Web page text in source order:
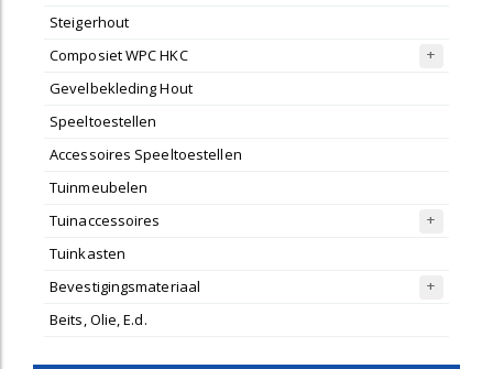
Steigerhout
Composiet WPC HKC
Gevelbekleding Hout
Speeltoestellen
Accessoires Speeltoestellen
Tuinmeubelen
Tuinaccessoires
Tuinkasten
Bevestigingsmateriaal
Beits, Olie, E.d.